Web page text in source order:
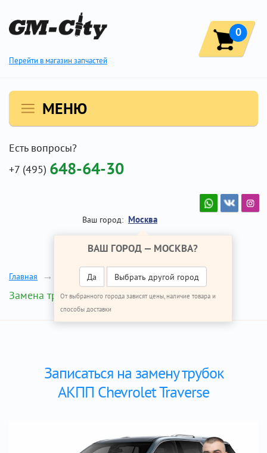
Перейти в магазин запчастей
0
МЕНЮ
Есть вопросы?
+7 (495) 648-64-30
Ваш город: Москва
ВАШ ГОРОД — МОСКВА?
Да Выбрать другой город
От выбранного города зависят цены, наличие товара и
способы доставки
Главная Ремонт Шевроле Траверс
Замена трубок АКПП
Записаться на замену трубок
АКПП Chevrolet Traverse